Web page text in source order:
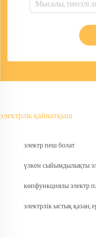
электрлік қайнатқыш
электр пеш болат
үлкен сыйымдылықты
көпфункциялы электр
электрлік ыстық қазан,